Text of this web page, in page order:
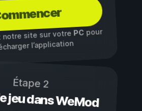
notre site sur votre PCpour
l’application
Étape 2
jeu dans WeMod